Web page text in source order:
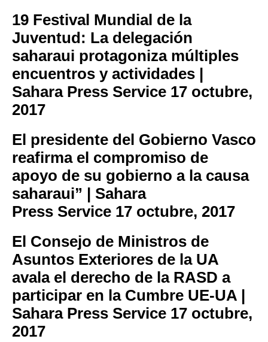
19 Festival Mundial de la
Juventud: La delegación
saharaui protagoniza múltiples
encuentros y actividades |
Sahara Press Service 17 octubre,
2017
El presidente del Gobierno Vasco
reafirma el compromiso de
apoyo de su gobierno a la causa
saharaui” | Sahara
Press Service 17 octubre, 2017
El Consejo de Ministros de
Asuntos Exteriores de la UA
avala el derecho de la RASD a
participar en la Cumbre UE-UA |
Sahara Press Service 17 octubre,
2017